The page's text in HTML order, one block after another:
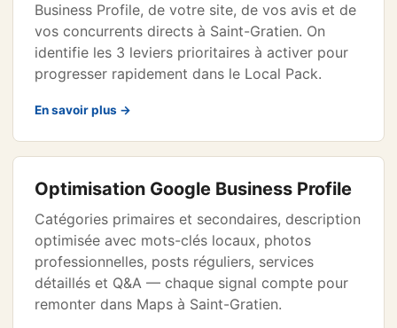
Business Profile, de votre site, de vos avis et de
vos concurrents directs à Saint-Gratien. On
identifie les 3 leviers prioritaires à activer pour
progresser rapidement dans le Local Pack.
En savoir plus →
Optimisation Google Business Profile
Catégories primaires et secondaires, description
optimisée avec mots-clés locaux, photos
professionnelles, posts réguliers, services
détaillés et Q&A — chaque signal compte pour
remonter dans Maps à Saint-Gratien.